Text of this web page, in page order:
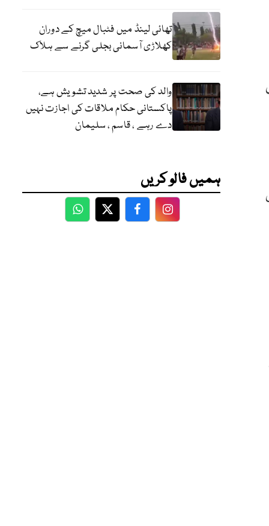
تھائی لینڈ میں فٹبال میچ کے دوران
کھلاڑی آسمانی بجلی گرنے سے ہلاک
والد کی صحت پر شدید تشویش ہے،
پاکستانی حکام ملاقات کی اجازت نہیں
دے رہے ، قاسم ، سلیمان
ہمیں فالو کریں
WhatsApp
TwitterFacebookFacebook